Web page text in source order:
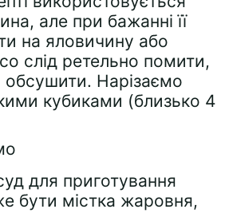
але при бажанні її
на яловичину або
слід ретельно помити,
обсушити. Нарізаємо
кубиками (близько 4
для приготування
бути містка жаровня,